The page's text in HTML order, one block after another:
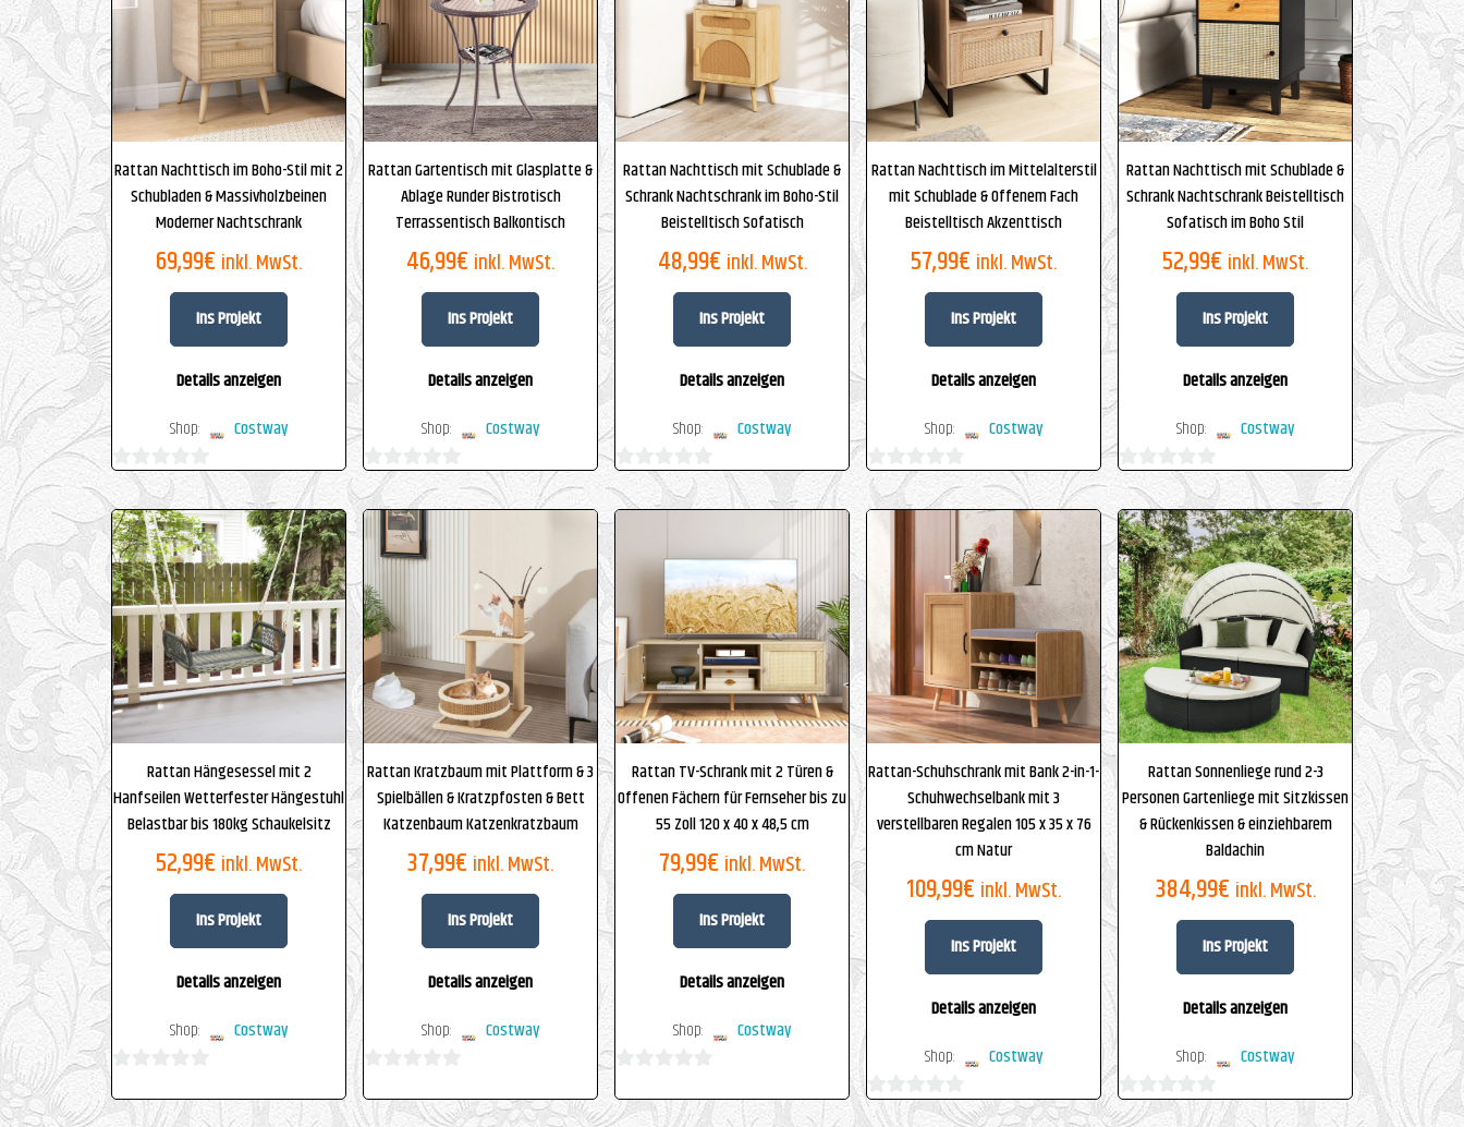
Rattan Nachttisch im Boho-Stil mit 2
Schubladen & Massivholzbeinen
Moderner Nachtschrank
69,99€ inkl. MwSt.
Ins Projekt
Details anzeigen
Shop:
Costway
von
5
Rattan Gartentisch mit Glasplatte &
Ablage Runder Bistrotisch
Terrassentisch Balkontisch
46,99€ inkl. MwSt.
Ins Projekt
Details anzeigen
Shop:
Costway
von
5
Rattan Nachttisch mit Schublade &
Schrank Nachtschrank im Boho-Stil
Beistelltisch Sofatisch
48,99€ inkl. MwSt.
Ins Projekt
Details anzeigen
Shop:
Costway
von
Rattan Nachttisch im Mittelalterstil
mit Schublade & Offenem Fach
Beistelltisch Akzenttisch
57,99€ inkl. MwSt.
Ins Projekt
Details anzeigen
Shop:
Costway
0
von
Rattan Nachttisch mit Schublade &
Schrank Nachtschrank Beistelltisch
Sofatisch im Boho Stil
52,99€ inkl. MwSt.
Ins Projekt
Details anzeigen
Shop:
Costway
von
5
Rattan Hängesessel mit 2
Hanfseilen Wetterfester Hängestuhl
Belastbar bis 180kg Schaukelsitz
52,99€ inkl. MwSt.
Ins Projekt
Details anzeigen
Shop:
Costway
von
Rattan Kratzbaum mit Plattform & 3
Spielbällen & Kratzpfosten & Bett
Katzenbaum Katzenkratzbaum
37,99€ inkl. MwSt.
Ins Projekt
Details anzeigen
Shop:
Costway
von
Rattan TV-Schrank mit 2 Türen &
Offenen Fächern für Fernseher bis zu
55 Zoll 120 x 40 x 48,5 cm
79,99€ inkl. MwSt.
Ins Projekt
Details anzeigen
Shop:
Costway
von
Rattan-Schuhschrank mit Bank 2-in-1-
Schuhwechselbank mit 3
verstellbaren Regalen 105 x 35 x 76
cm Natur
109,99€ inkl. MwSt.
Ins Projekt
Details anzeigen
Shop:
Costway
0
Rattan Sonnenliege rund 2-3
Personen Gartenliege mit Sitzkissen
& Rückenkissen & einziehbarem
Baldachin
384,99€ inkl. MwSt.
Ins Projekt
Details anzeigen
Shop:
Costway
0